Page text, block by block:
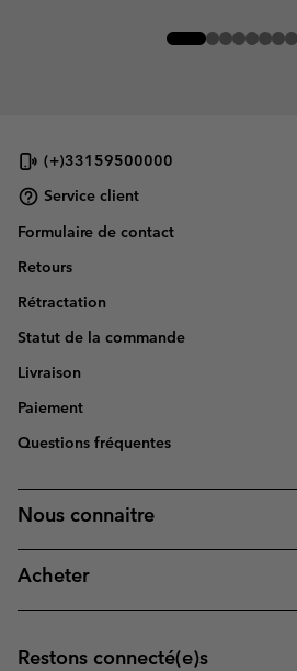
(+)33159500000
Service client
Formulaire de contact
Retours
Rétractation
Statut de la commande
Livraison
Paiement
Questions fréquentes
Nous connaitre
Acheter
Restons connecté(e)s